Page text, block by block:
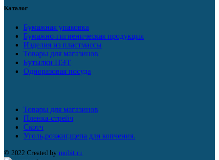
Каталог
Бумажная упаковка
Бумажно-гигиеническая продукция
Изделия из пластмассы
Товары для магазинов
Бутылки ПЭТ
Одноразовая посуда
Товары для магазинов
Пленка-стрейч
Скотч
Уголь,розжиг,щепа для копчения.
© 2022 Created by mobit.ru